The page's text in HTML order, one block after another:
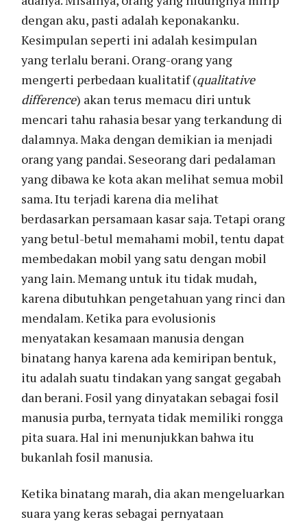
dengan aku, pasti adalah keponakanku.
Kesimpulan seperti ini adalah kesimpulan
yang terlalu berani. Orang-orang yang
mengerti perbedaan kualitatif (qualitative
difference) akan terus memacu diri untuk
mencari tahu rahasia besar yang terkandung di
dalamnya. Maka dengan demikian ia menjadi
orang yang pandai. Seseorang dari pedalaman
yang dibawa ke kota akan melihat semua mobil
sama. Itu terjadi karena dia melihat
berdasarkan persamaan kasar saja. Tetapi orang
yang betul-betul memahami mobil, tentu dapat
membedakan mobil yang satu dengan mobil
yang lain. Memang untuk itu tidak mudah,
karena dibutuhkan pengetahuan yang rinci dan
mendalam. Ketika para evolusionis
menyatakan kesamaan manusia dengan
binatang hanya karena ada kemiripan bentuk,
itu adalah suatu tindakan yang sangat gegabah
dan berani. Fosil yang dinyatakan sebagai fosil
manusia purba, ternyata tidak memiliki rongga
pita suara. Hal ini menunjukkan bahwa itu
bukanlah fosil manusia.
Ketika binatang marah, dia akan mengeluarkan
suara yang keras sebagai pernyataan